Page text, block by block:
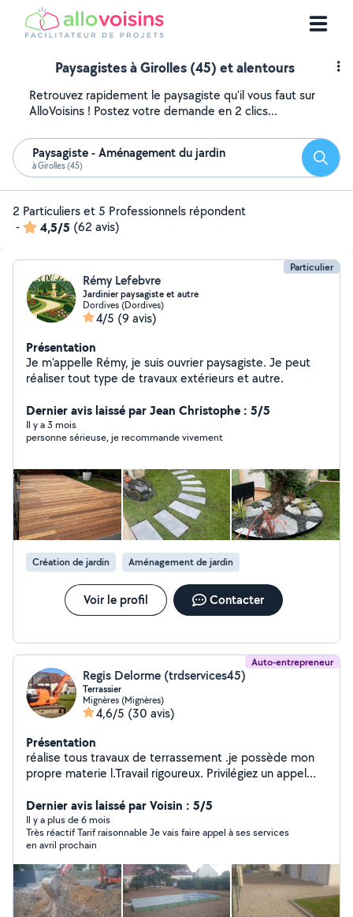
Paysagistes à Girolles (45) et alentours
Retrouvez rapidement le paysagiste qu'il vous faut sur
AlloVoisins ! Postez votre demande en 2 clics...
Paysagiste - Aménagement du jardin
à Girolles (45)
2 Particuliers et 5 Professionnels répondent
-
4,5/5 (62 avis)
Particulier
Rémy Lefebvre
Jardinier paysagiste et autre
Dordives (Dordives)
4/5 (9 avis)
Présentation
Je m'appelle Rémy, je suis ouvrier paysagiste. Je peut
réaliser tout type de travaux extérieurs et autre.
Dernier avis laissé par Jean Christophe : 5/5
Il y a 3 mois
personne sérieuse, je recommande vivement
Création de jardin Aménagement de jardin
Voir le profil Contacter
Auto-entrepreneur
Regis Delorme (trdservices45)
Terrassier
Mignères (Mignères)
4,6/5 (30 avis)
Présentation
réalise tous travaux de terrassement .je possède mon
propre materie l.Travail rigoureux. Privilégiez un appel
vingt-quatre,quatre vingt sept.surtout pour les
personnes a plus de 30 kms,car impossible de vous
répondre sur le site surtout pour les personnes a plus
de 30 kms de moi ,car sinon impossible de vous
répondre sur le site
Dernier avis laissé par Voisin : 5/5
Il y a plus de 6 mois
Très réactif Tarif raisonnable Je vais faire appel à ses services
en avril prochain